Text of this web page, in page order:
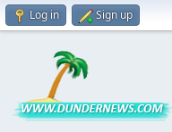
Log in Sign up